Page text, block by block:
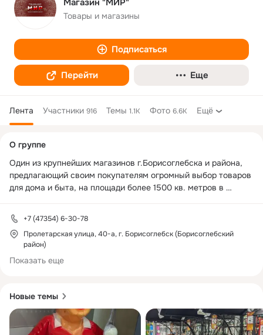
Магазин "МИР"
Товары и магазины
Подписаться
Перейти Еще
Лента Участники 916 Темы 1.1K Фото 6.6K Ещё
Новые темы
колонка
О группе
Один из крупнейших магазинов г.Борисоглебска и района,
предлагающий своим покупателям огромный выбор товаров
для дома и быта, на площади более 1500 кв. метров в
+7 (47354) 6-30-78
Пролетарская улица, 40-а, г. Борисоглебск (Борисоглебский
район)
Показать еще